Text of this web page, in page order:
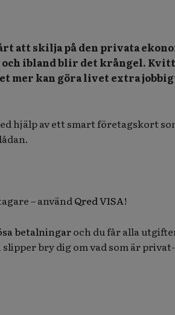
att skilja på den privata
och ibland blir det krångel.
mer kan göra livet extra
hjälp av ett smart företagskort
– användQred VISA!
betalningaroch du får alla
bry dig om vad som är